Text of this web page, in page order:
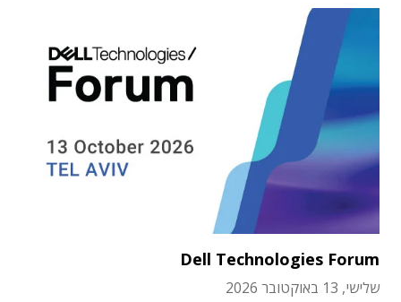
Dell Technologies Forum
שלישי, 13 באוקטובר 2026